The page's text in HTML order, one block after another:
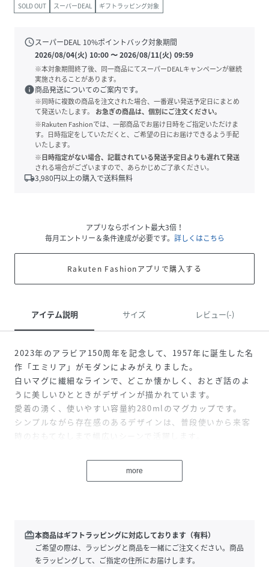
SOLD OUT スーパーDEAL ギフトラッピング対象
scheduleスーパーDEAL 10%ポイントバック対象期間
2026/08/04(火) 10:00〜2026/08/11(火) 09:59
※本対象期間終了後、同一商品にてスーパーDEALキャンペーンが継続
実施されることがあります。
info商品発送についてのご案内です。
※同時に複数の商品を注文された場合、一番遅い発送予定日にまとめ
て発送いたします。
お急ぎの商品は、個別にご注文ください。
※Rakuten Fashionでは、一部商品でお届け日時をご指定いただけま
す。日時指定をしていただくと、ご希望の日にお届けできるよう手配
いたします。
※日時指定がない場合、記載されている発送予定日よりも遅れて発送
される場合がございますので、あらかじめご了承ください。
local_shipping3,980円以上の購入で送料無料
アプリならポイント最大3倍！
毎月エントリー＆条件達成が必要です。 詳しくはこちら
Rakuten Fashionアプリで購入する
アイテム説明 サイズ レビュー(-)
2023年のアラビア150周年を記念して、1957年に誕生した名
作「エミリア」がモダンによみがえりました。
白いマグに繊細なラインで、どこか懐かしく、おとぎ話のよ
うに美しいひとときがデザインが描かれています。
愛着の湧く、使いやすい容量約280mlのマグカップです。
シンプルながら存在感のあるデザインは、普段使いから来客
時のおもてなしまで幅広いシーンで活躍します。
アラビアの150年を記念して「belovedpatterns」に加わる
敵な物語が紡ぎだされます。
エミリアのデザインはデザイナー、ライヤ・ウオシッキネン
の叔母、セルマからインスピレーションが得られました。
more
redeem本商品はギフトラッピングに対応しております（有料）
ご希望の際は、ラッピングと商品を一緒にご注文ください。商品
をラッピングして、ご指定の住所にお届けします。